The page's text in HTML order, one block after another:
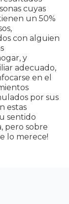
cuyas
un 50%
con alguien
y
adecuado,
en el
por sus
estas
sentido
pero sobre
lo merece!